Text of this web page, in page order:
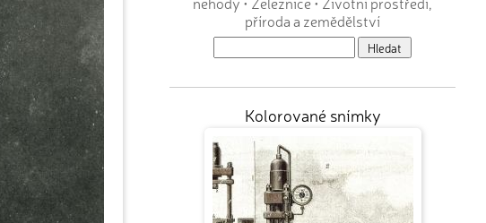
příroda a zemědělství
Kolorované snímky